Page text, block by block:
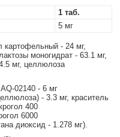
1 таб.
5 мг
картофельный - 24 мг,
моногидрат - 63.1 мг,
мг, целлюлоза
02140 - 6 мг
- 3.3 мг, краситель
400
6000
диоксид - 1.278 мг).